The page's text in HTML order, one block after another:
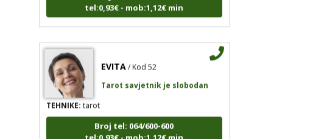
EVITA
/ Kod 52
Tarot savjetnik je slobodan
TEHNIKE:tarot
Broj tel: 064/600-600
tel:0,93€ - mob:1,12€ min